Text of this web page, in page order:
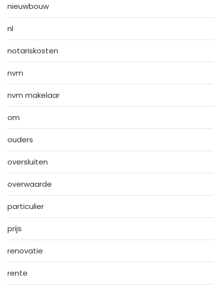
nieuwbouw
nl
notariskosten
nvm
nvm makelaar
om
ouders
oversluiten
overwaarde
particulier
prijs
renovatie
rente